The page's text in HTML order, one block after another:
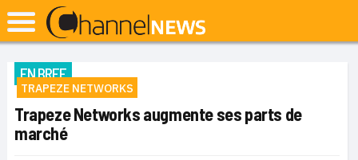
EN BREF
TRAPEZE NETWORKS
Trapeze Networks augmente ses parts de
marché